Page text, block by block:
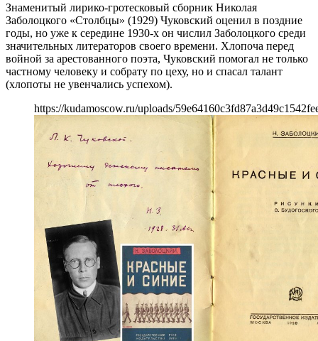
Знаменитый лирико-гротесковый сборник Николая
Заболоцкого «Столбцы» (1929) Чуковский оценил в поздние
годы, но уже к середине 1930-х он числил Заболоцкого среди
значительных литераторов своего времени. Хлопоча перед
войной за арестованного поэта, Чуковский помогал не только
частному человеку и собрату по цеху, но и спасал талант
(хлопоты не увенчались успехом).
https://kudamoscow.ru/uploads/